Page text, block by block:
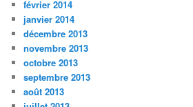
février 2014
janvier 2014
décembre 2013
novembre 2013
octobre 2013
septembre 2013
août 2013